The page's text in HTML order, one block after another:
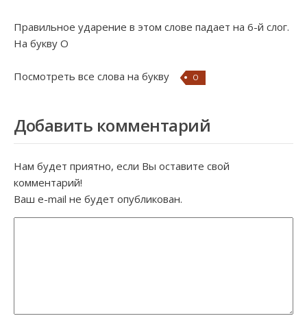
Правильное ударение в этом слове падает на 6-й слог.
На букву О
Посмотреть все слова на букву О
Добавить комментарий
Нам будет приятно, если Вы оставите свой
комментарий!
Ваш e-mail не будет опубликован.